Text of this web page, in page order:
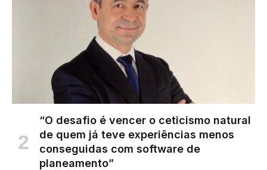
“O desafio é vencer o ceticismo natural
de quem já teve experiências menos
conseguidas com software de
planeamento”